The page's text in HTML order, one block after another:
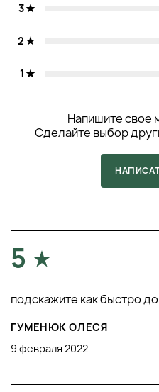
3
2
1
Напишите свое
Сделайте выбор
5
подскажите как быстро
ГУМЕНЮК ОЛЕСЯ
9 февраля 2022